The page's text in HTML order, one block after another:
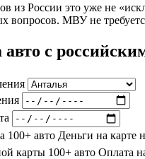
из России это уже не
вопросов. МВУ не
авто с
100+ авто Деньги на карте
карты 100+ авто Оплата